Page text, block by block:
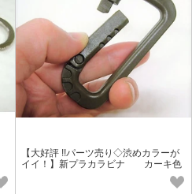
【大好評 !!パーツ売り◇渋めカラーが
イイ！】新プラカラビナ カーキ色